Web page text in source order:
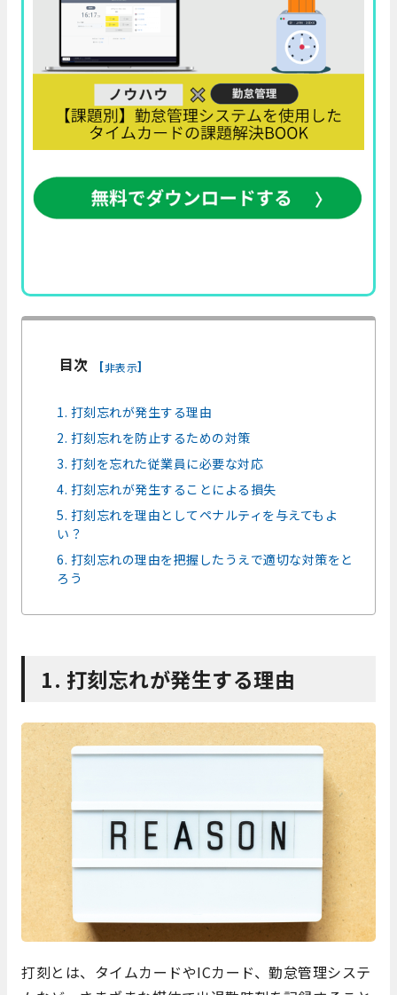
目次 [非表示]
1. 打刻忘れが発生する理由
2. 打刻忘れを防止するための対策
3. 打刻を忘れた従業員に必要な対応
4. 打刻忘れが発生することによる損失
5. 打刻忘れを理由としてペナルティを与えてもよ
い？
6. 打刻忘れの理由を把握したうえで適切な対策をと
ろう
1. 打刻忘れが発生する理由
打刻とは、タイムカードやICカード、勤怠管理システ